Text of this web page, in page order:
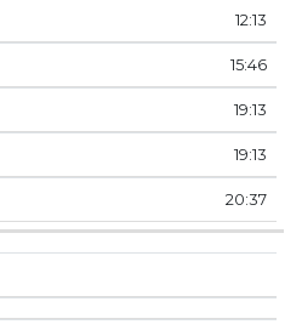
12:13
15:46
19:13
19:13
20:37